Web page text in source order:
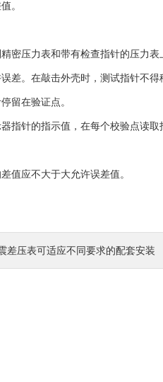
。
压力表和带有检查指针的压力表
差。在敲击外壳时，测试指针不得
留在验证点。
针的指示值，在每个校验点读取
应不大于大允许误差值。
差压表可适应不同要求的配套安装